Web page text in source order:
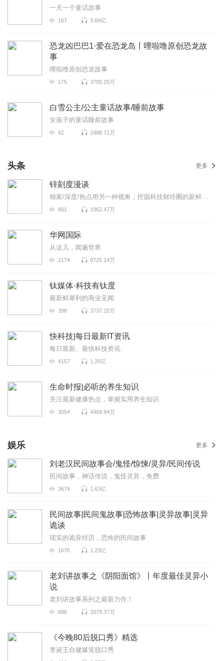
一天一个童话故事
167 3.66亿
恐龙凶巴巴1·爱在恐龙岛丨哩啦噜原创恐龙故
事
哩啦噜原创恐龙故事
175 3700.29万
白雪公主/公主童话故事/睡前故事
女孩子的童话睡前故事
62 2488.71万
头条 更多
锌刻度漫谈
独家/深度/热点用另一种视角，挖掘科技财经圈的新鲜事！《锌刻度漫谈》是锌刻度与喜马拉雅联合出品...
901 1962.47万
华网国际
从这儿，闻遍世界
2174 8725.14万
钛媒体·科技有钛度
最新鲜犀利的商业见闻
398 3737.20万
快科技|每日最新IT资讯
每日最新、最快科技资讯
4157 1.25亿
生命时报|必听的养生知识
关注最新健康热点，掌握实用养生知识
3054 4469.84万
娱乐 更多
刘老汉民间故事会/鬼怪/惊悚/灵异/民间传说
民间故事，神话传说，鬼怪灵异，免费
3674 1.63亿
民间故事|民间鬼故事|恐怖故事|灵异故事|灵异
诡谈
现实的诡异经历，恐怖的民间故事
1676 1.23亿
老刘讲故事之《阴阳面馆》丨年度最佳灵异小
说
老刘讲故事系列之最新力作！
688 2079.37万
《今晚80后脱口秀》精选
李诞王自健爆笑脱口秀